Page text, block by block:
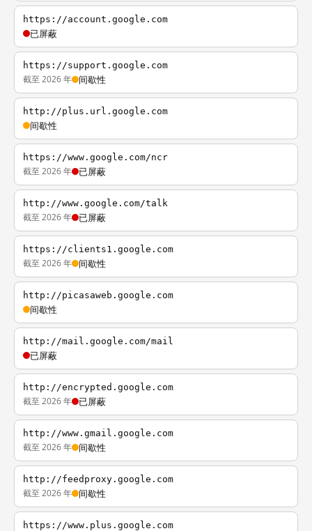
https://account.google.com
已屏蔽
https://support.google.com
截至 2026 年 间歇性
http://plus.url.google.com
间歇性
https://www.google.com/ncr
截至 2026 年 已屏蔽
http://www.google.com/talk
截至 2026 年 已屏蔽
https://clients1.google.com
截至 2026 年 间歇性
http://picasaweb.google.com
间歇性
http://mail.google.com/mail
已屏蔽
http://encrypted.google.com
截至 2026 年 已屏蔽
http://www.gmail.google.com
截至 2026 年 间歇性
http://feedproxy.google.com
截至 2026 年 间歇性
https://www.plus.google.com